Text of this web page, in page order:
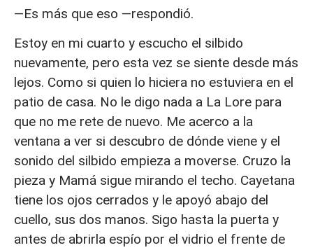
—Es más que eso —respondió.
Estoy en mi cuarto y escucho el silbido
nuevamente, pero esta vez se siente desde más
lejos. Como si quien lo hiciera no estuviera en el
patio de casa. No le digo nada a La Lore para
que no me rete de nuevo. Me acerco a la
ventana a ver si descubro de dónde viene y el
sonido del silbido empieza a moverse. Cruzo la
pieza y Mamá sigue mirando el techo. Cayetana
tiene los ojos cerrados y le apoyó abajo del
cuello, sus dos manos. Sigo hasta la puerta y
antes de abrirla espío por el vidrio el frente de